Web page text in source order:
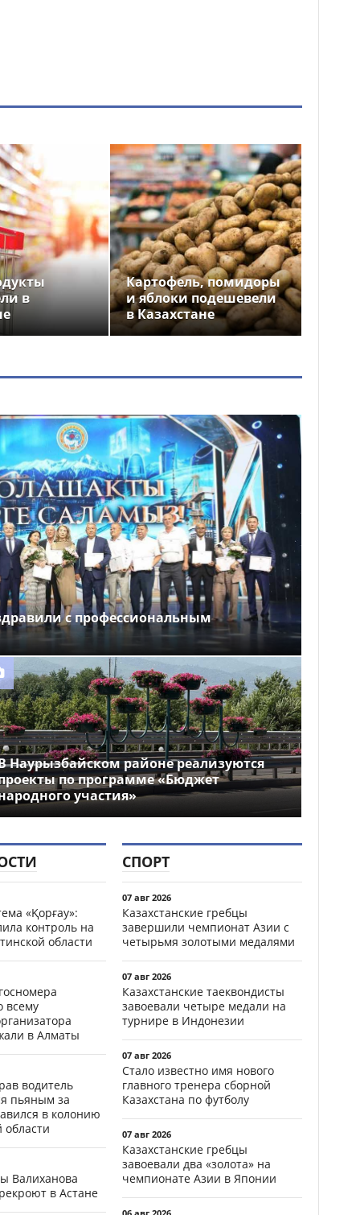
в
Картофель, помидоры
и яблоки подешевели
в Казахстане
с профессиональным
Наурызбайском районе реализуются
по программе «Бюджет
участия»
«Қорғау»:
контроль на
области
всему
в Алматы
водитель
пьяным за
в колонию
области
Валиханова
в Астане
СПОРТ
07 авг 2026
Казахстанские гребцы
завершили чемпионат Азии с
четырьмя золотыми медалями
07 авг 2026
Казахстанские таеквондисты
завоевали четыре медали на
турнире в Индонезии
07 авг 2026
Стало известно имя нового
главного тренера сборной
Казахстана по футболу
07 авг 2026
Казахстанские гребцы
завоевали два «золота» на
чемпионате Азии в Японии